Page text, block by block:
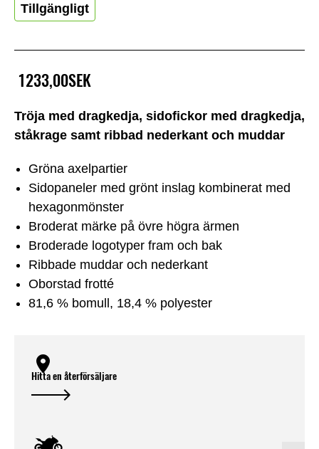
Tröja med dragkedja, sidofickor med dragkedja,
ståkrage samt ribbad nederkant och muddar
Gröna axelpartier
Sidopaneler med grönt inslag kombinerat med
hexagonmönster
Broderat märke på övre högra ärmen
Broderade logotyper fram och bak
Ribbade muddar och nederkant
Oborstad frotté
81,6 % bomull, 18,4 % polyester
1233,00SEK
Tillgängligt
Hitta en återförsäljare